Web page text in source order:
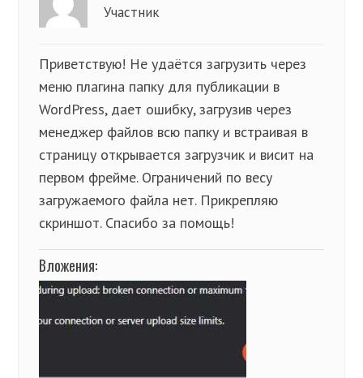
Участник
Приветствую! Не удаётся загрузить через
меню плагина папку для публикации в
WordPress, дает ошибку, загрузив через
менеджер файлов всю папку и встраивая в
страницу открывается загрузчик и висит на
первом фрейме. Ограничений по весу
загружаемого файла нет. Прикрепляю
скриншот. Спасибо за помощь!
Вложения: